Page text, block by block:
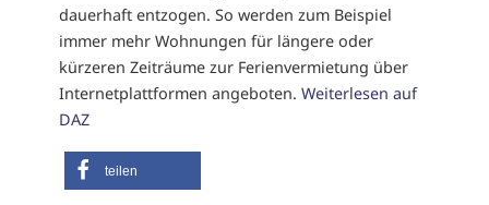
dauerhaft entzogen. So werden zum Beispiel
immer mehr Wohnungen für längere oder
kürzeren Zeiträume zur Ferienvermietung über
Internetplattformen angeboten. Weiterlesen auf
DAZ
teilen